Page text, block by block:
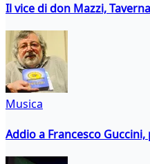
Il vice di don Mazzi,
Musica
Addio a Francesco